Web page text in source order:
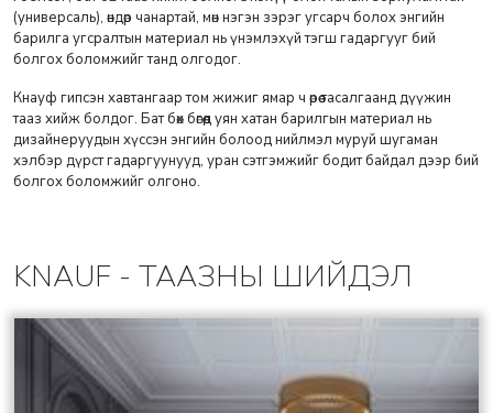
(универсаль), өндөр чанартай, мөн нэгэн зэрэг угсарч болох энгийн
барилга угсралтын материал нь үнэмлэхүй тэгш гадаргууг бий
болгох боломжийг танд олгодог.
Кнауф гипсэн хавтангаар том жижиг ямар ч өрөө тасалгаанд дүүжин
тааз хийж болдог. Бат бөх бөгөөд уян хатан барилгын материал нь
дизайнеруудын хүссэн энгийн болоод нийлмэл муруй шугаман
хэлбэр дүрст гадаргуунууд, уран сэтгэмжийг бодит байдал дээр бий
болгох боломжийг олгоно.
KNAUF - ТААЗНЫ ШИЙДЭЛ